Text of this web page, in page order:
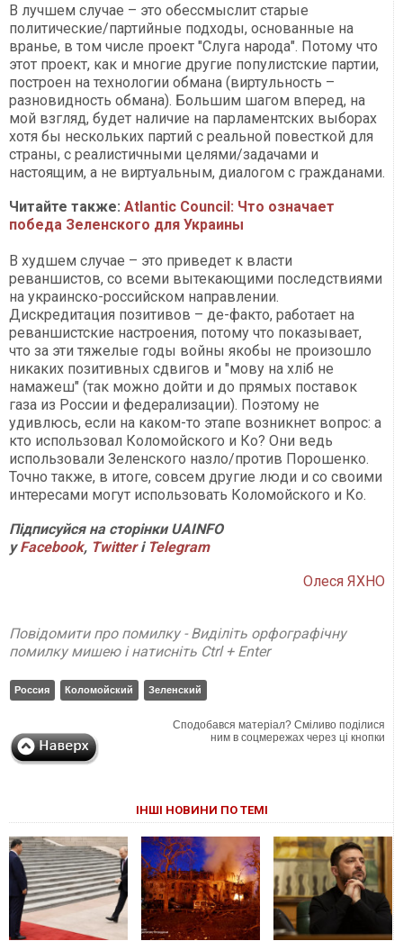
В лучшем случае – это обессмыслит старые
политические/партийные подходы, основанные на
вранье, в том числе проект "Слуга народа". Потому что
этот проект, как и многие другие популистские партии,
построен на технологии обмана (виртульность –
разновидность обмана). Большим шагом вперед, на
мой взгляд, будет наличие на парламентских выборах
хотя бы нескольких партий с реальной повесткой для
страны, с реалистичными целями/задачами и
настоящим, а не виртуальным, диалогом с гражданами.
Читайте также: Аtlantic Сouncil: Что означает
победа Зеленского для Украины
В худшем случае – это приведет к власти
реваншистов, со всеми вытекающими последствиями
на украинско-российском направлении.
Дискредитация позитивов – де-факто, работает на
реваншистские настроения, потому что показывает,
что за эти тяжелые годы войны якобы не произошло
никаких позитивных сдвигов и "мову на хліб не
намажеш" (так можно дойти и до прямых поставок
газа из России и федерализации). Поэтому не
удивлюсь, если на каком-то этапе возникнет вопрос: а
кто использовал Коломойского и Ко? Они ведь
использовали Зеленского назло/против Порошенко.
Точно также, в итоге, совсем другие люди и со своими
интересами могут использовать Коломойского и Ко.
Підписуйся на сторінки UAINFO
уFacebook, Twitter і Telegram
Олеся ЯХНО
Повідомити про помилку - Виділіть орфографічну
помилку мишею і натисніть Ctrl + Enter
Россия Коломойский Зеленский
Сподобався матеріал? Сміливо поділися
ним в соцмережах через ці кнопки
ІНШІ НОВИНИ ПО ТЕМІ